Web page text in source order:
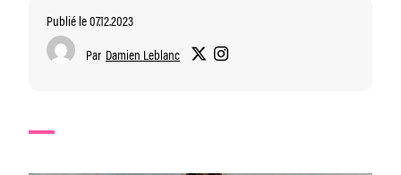
Publié le 07.12.2023
Par Damien Leblanc